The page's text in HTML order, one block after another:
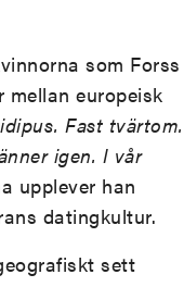
som Forss
mellan europeisk
Fast tvärtom.
igen. I vår
upplever han
datingkultur.
sett